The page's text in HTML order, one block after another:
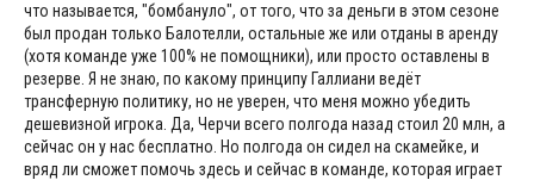
что называется, "бомбануло", от того, что за деньги в этом сезоне
был продан только Балотелли, остальные же или отданы в аренду
(хотя команде уже 100% не помощники), или просто оставлены в
резерве. Я не знаю, по какому принципу Галлиани ведёт
трансферную политику, но не уверен, что меня можно убедить
дешевизной игрока. Да, Черчи всего полгода назад стоил 20 млн, а
сейчас он у нас бесплатно. Но полгода он сидел на скамейке, и
вряд ли сможет помочь здесь и сейчас в команде, которая играет